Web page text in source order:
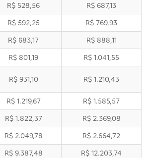
R$ 528,56 R$ 687,13
R$ 592,25 R$ 769,93
R$ 683,17 R$ 888,11
R$ 801,19 R$ 1.041,55
R$ 931,10 R$ 1.210,43
R$ 1.219,67 R$ 1.585,57
R$ 1.822,37 R$ 2.369,08
R$ 2.049,78 R$ 2.664,72
R$ 9.387,48 R$ 12.203,74